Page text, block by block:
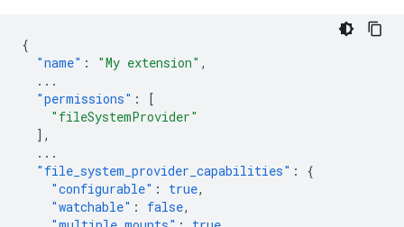
{
"name" : "My extension" ,
...
"permissions" :
[
"fileSystemProvider"
],
...
"file_system_provider_capabilities" :
{
"configurable" : true,
"watchable" : false,